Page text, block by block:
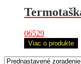
06529
Viac o produkte